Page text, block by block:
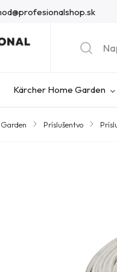
Kärcher Home Garden
/ Príslušentvo /